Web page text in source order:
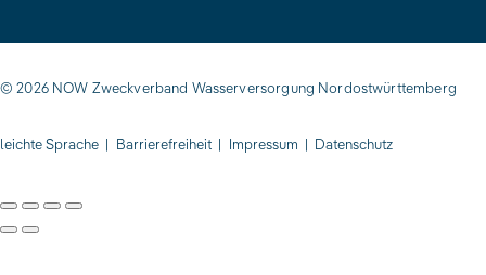
© 2026 NOW Zweckverband Wasserversorgung Nordostwürttemberg
leichte Sprache | Barrierefreiheit| Impressum | Datenschutz